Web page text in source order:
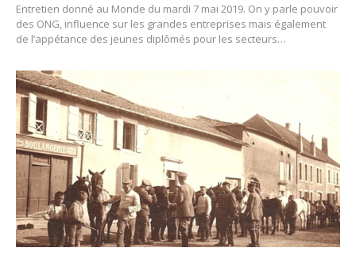
Entretien donné au Monde du mardi 7 mai 2019. On y parle pouvoir
des ONG, influence sur les grandes entreprises mais également
de l’appétance des jeunes diplômés pour les secteurs…